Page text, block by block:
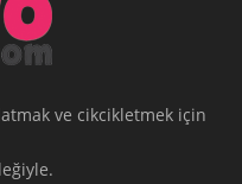
ve cikcikletmek için